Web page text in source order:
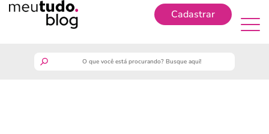
Cadastrar